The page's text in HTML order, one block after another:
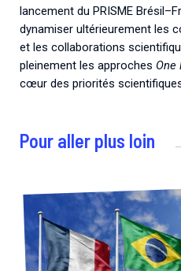
lancement du PRISME
dynamiser ultérieurement les
et les collaborations
pleinement les approches One
cœur des priorités
Pour aller plus loin